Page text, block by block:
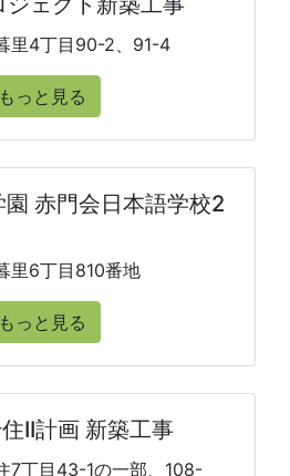
里4丁目90-2、91-4
もっと見る
赤門会日本語学校2
里6丁目810番地
もっと見る
II計画 新築工事
7丁目43-1の一部、108-